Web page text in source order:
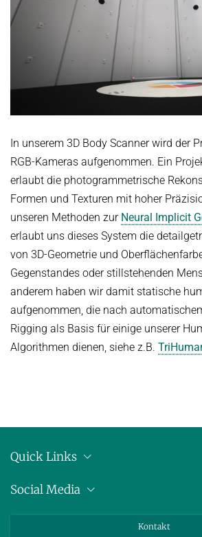
In unserem 3D Body Scanner wird der
RGB-Kameras aufgenommen. Ein
erlaubt die photogrammetrische
Formen und Texturen mit hoher
unseren Methoden zur Neural Implicit
erlaubt uns dieses System die
von 3D-Geometrie und
Gegenstandes oder stillstehenden
anderem haben wir damit statische
aufgenommen, die nach
Rigging als Basis für einige unserer
Algorithmen dienen, siehe z.B.
Quick Links
Pressemitteilungen
Social Media
Kontakt